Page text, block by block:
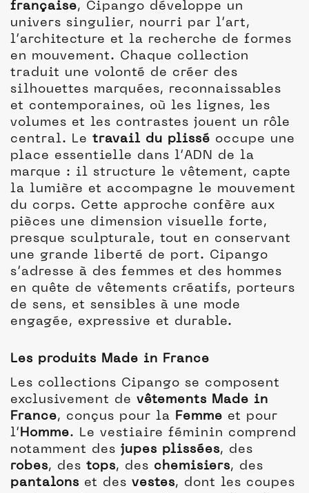
française, Cipango développe un
univers singulier, nourri par l’art,
l’architecture et la recherche de formes
en mouvement. Chaque collection
traduit une volonté de créer des
silhouettes marquées, reconnaissables
et contemporaines, où les lignes, les
volumes et les contrastes jouent un rôle
central. Le travail du plissé occupe une
place essentielle dans l’ADN de la
marque : il structure le vêtement, capte
la lumière et accompagne le mouvement
du corps. Cette approche confère aux
pièces une dimension visuelle forte,
presque sculpturale, tout en conservant
une grande liberté de port. Cipango
s’adresse à des femmes et des hommes
en quête de vêtements créatifs, porteurs
de sens, et sensibles à une mode
engagée, expressive et durable.
Les produits Made in France
Les collections Cipango se composent
exclusivement de vêtements Made in
France, conçus pour la Femme et pour
l’ Homme. Le vestiaire féminin comprend
notamment des jupes plissées, des
robes, des tops, des chemisiers, des
pantalons et des vestes, dont les coupes